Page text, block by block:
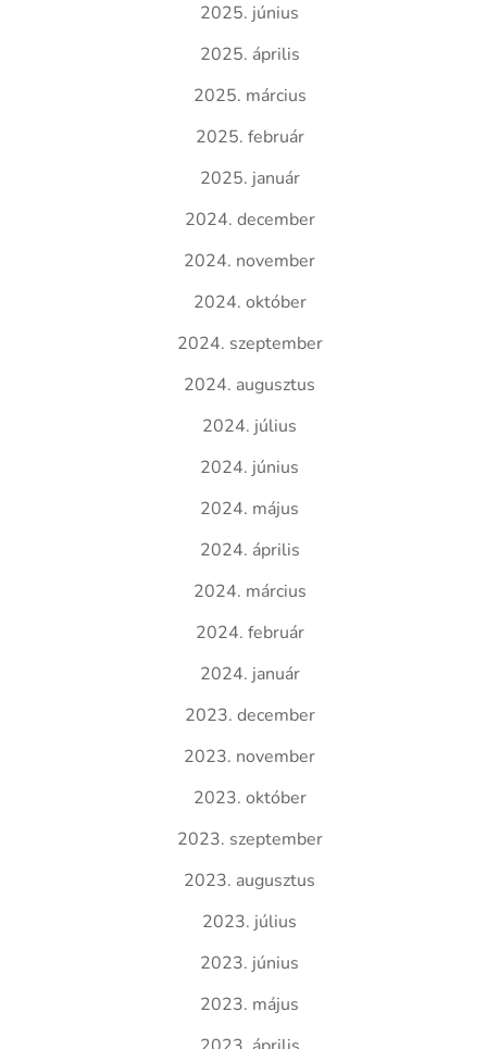
2025. június
2025. április
2025. március
2025. február
2025. január
2024. december
2024. november
2024. október
2024. szeptember
2024. augusztus
2024. július
2024. június
2024. május
2024. április
2024. március
2024. február
2024. január
2023. december
2023. november
2023. október
2023. szeptember
2023. augusztus
2023. július
2023. június
2023. május